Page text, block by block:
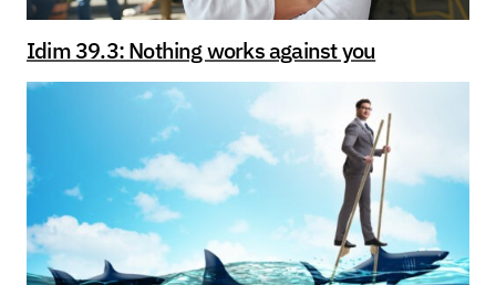
Idim 39.3: Nothing works against you